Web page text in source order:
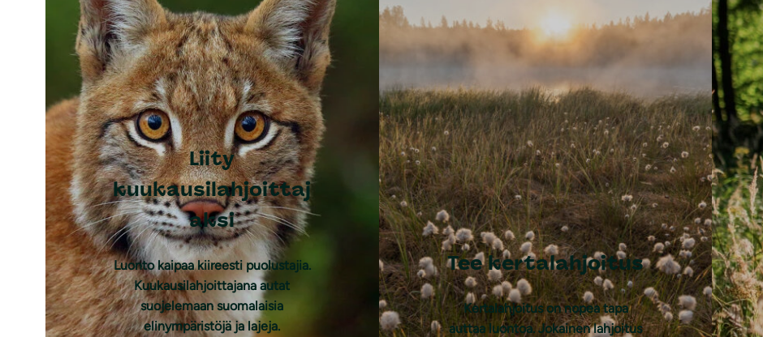
Liity
kuukausilahjoittaj
aksi
Luonto kaipaa kiireesti puolustajia.
Kuukausilahjoittajana autat
suojelemaan suomalaisia
elinympäristöjä ja lajeja.
Tee kertalahjoitus
Kertalahjoitus on nopea tapa
auttaa luontoa. Jokainen lahjoitus